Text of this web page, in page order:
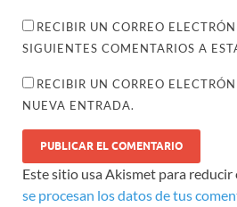
RECIBIR UN CORREO
SIGUIENTES COMENTARIOS A
RECIBIR UN CORREO
NUEVA ENTRADA.
Este sitio usa Akismet para reducir
se procesan los datos de tus